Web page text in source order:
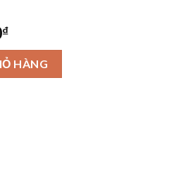
₫Current
price
is:
3,897,000₫.
HÀNG